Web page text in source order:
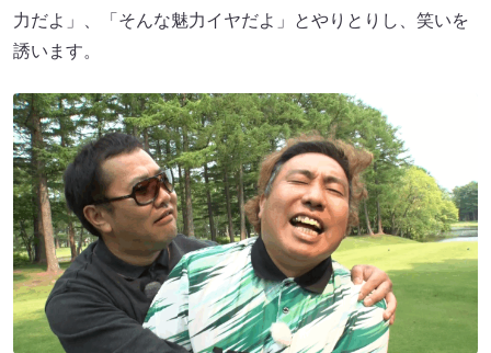
力だよ」、「そんな魅力イヤだよ」とやりとりし、笑いを
誘います。